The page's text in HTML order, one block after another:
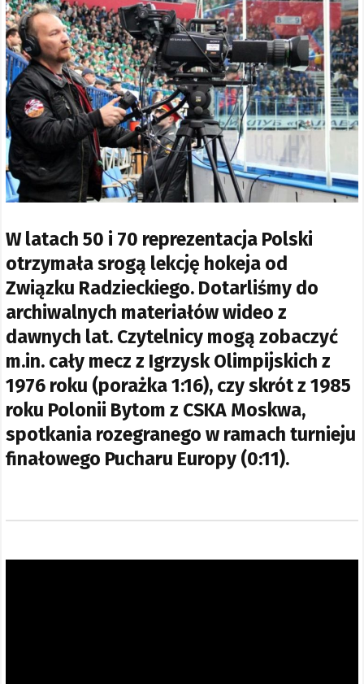
W latach 50 i 70 reprezentacja Polski
otrzymała srogą lekcję hokeja od
Związku Radzieckiego. Dotarliśmy do
archiwalnych materiałów wideo z
dawnych lat. Czytelnicy mogą zobaczyć
m.in. cały mecz z Igrzysk Olimpijskich z
1976 roku (porażka 1:16), czy skrót z 1985
roku Polonii Bytom z CSKA Moskwa,
spotkania rozegranego w ramach turnieju
finałowego Pucharu Europy (0:11).